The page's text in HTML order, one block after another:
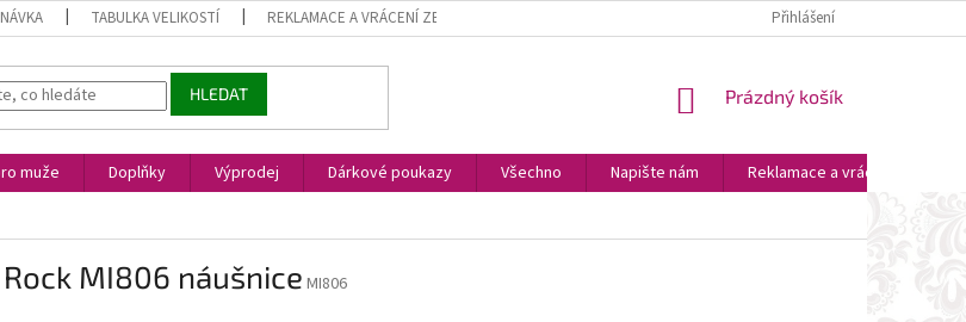
TABULKA VELIKOSTÍ REKLAMACE A VRÁCENÍ ZBOŽÍ OSOBNÍ VYZVEDNUTÍ
Přihlášení
HLEDAT
NÁKUPNÍ
Prázdný košík
muže Doplňky Výprodej Dárkové poukazy Všechno Napište nám
Reklamace a vrácení zboží
Rock MI806 náušnice MI806